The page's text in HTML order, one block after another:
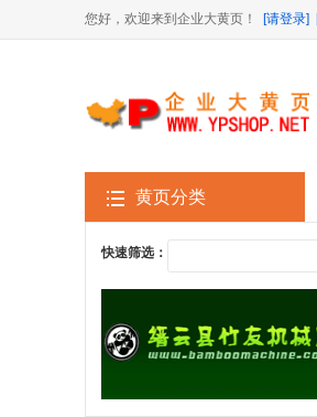
您好，欢迎来到企业大黄页！ [请登录]
黄页分类
快速筛选：